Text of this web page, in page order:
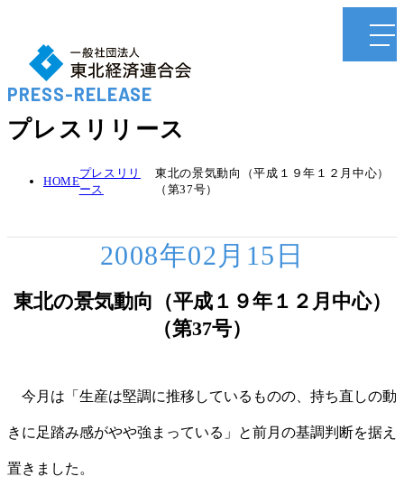
PRESS-RELEASE
プレスリリース
HOME
プレスリリ
ース
東北の景気動向（平成１９年１２月中心）
（第37号）
2008年02月15日
東北の景気動向（平成１９年１２月中心）
（第37号）
今月は「生産は堅調に推移しているものの、持ち直しの動
きに足踏み感がやや強まっている」と前月の基調判断を据え
置きました。